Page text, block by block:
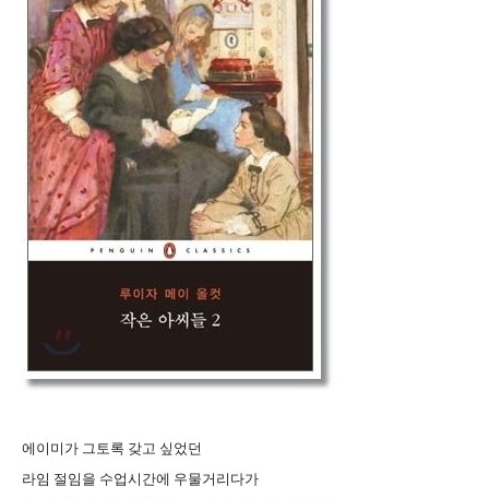
에이미가 그토록 갖고 싶었던
라임 절임을 수업시간에 우물거리다가